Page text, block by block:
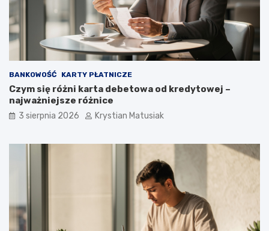
BANKOWOŚĆ KARTY PŁATNICZE
Czym się różni karta debetowa od kredytowej –
najważniejsze różnice
3 sierpnia 2026 Krystian Matusiak